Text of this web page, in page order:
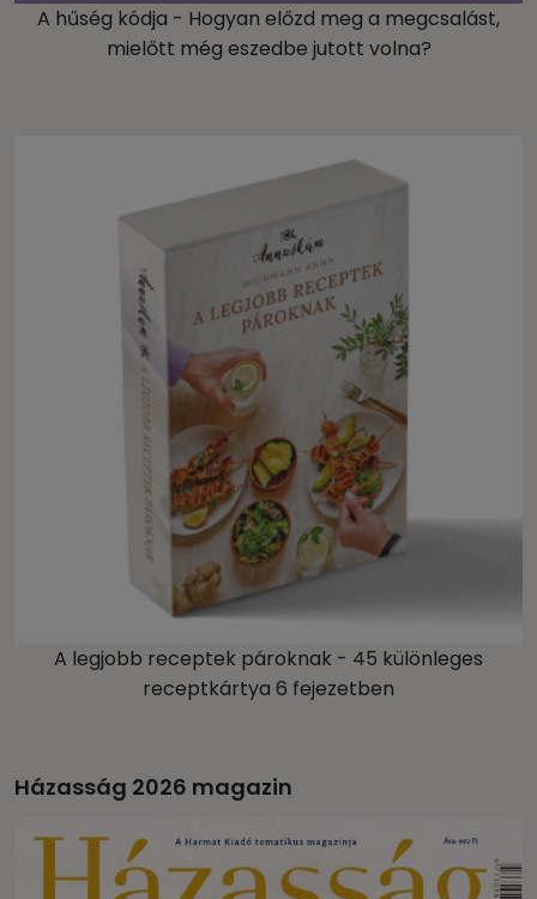
A hűség kódja - Hogyan előzd meg a megcsalást,
mielőtt még eszedbe jutott volna?
A legjobb receptek pároknak - 45 különleges
receptkártya 6 fejezetben
Házasság 2026 magazin